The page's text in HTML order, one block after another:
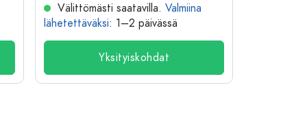
Välittömästi saatavilla. Valmiina
lähetettäväksi: 1–2 päivässä
Yksityiskohdat